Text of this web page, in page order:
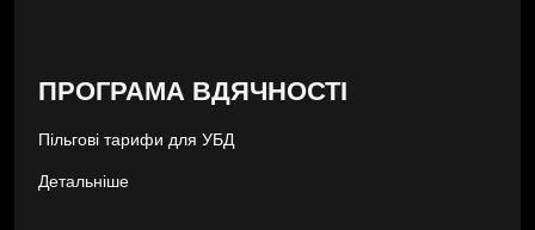
ПРОГРАМА ВДЯЧНОСТІ
Пільгові тарифи для УБД
Детальніше